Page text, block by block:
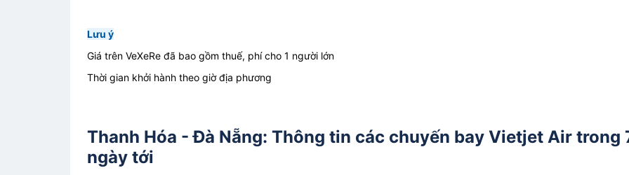
Lưu ý
Giá trên VeXeRe đã bao gồm thuế, phí cho 1 người lớn
Thời gian khởi hành theo giờ địa phương
Thanh Hóa - Đà Nẵng: Thông tin các chuyến bay Vietjet Air trong
ngày tới